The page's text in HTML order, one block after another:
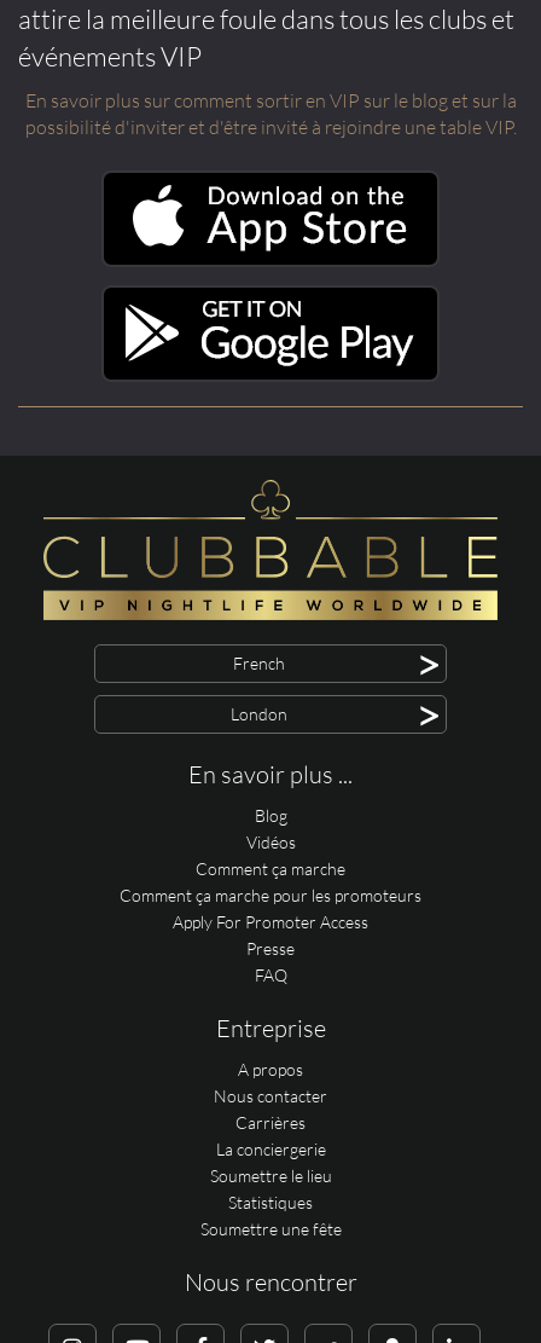
attire la meilleure foule dans tous les clubs et
événements VIP
En savoir plus sur comment sortir en VIP sur le blog et sur la
possibilité d'inviter et d'être invité à rejoindre une table VIP.
French >
London >
En savoir plus ...
Blog
Vidéos
Comment ça marche
Comment ça marche pour les promoteurs
Apply For Promoter Access
Presse
FAQ
Entreprise
A propos
Nous contacter
Carrières
La conciergerie
Soumettre le lieu
Statistiques
Soumettre une fête
Nous rencontrer